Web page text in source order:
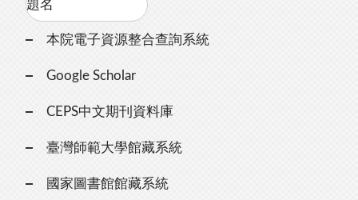
本院電子資源整合查詢系統
Google Scholar
CEPS中文期刊資料庫
臺灣師範大學館藏系統
國家圖書館館藏系統